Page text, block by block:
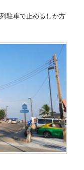
駐車で止めるしか方